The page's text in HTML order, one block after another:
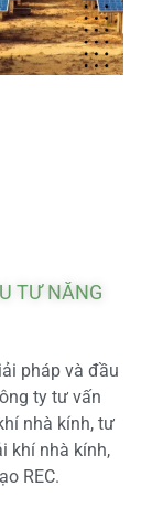
TƯ NĂNG
pháp và đầu
ty tư vấn
nhà kính, tư
khí nhà kính,
REC.